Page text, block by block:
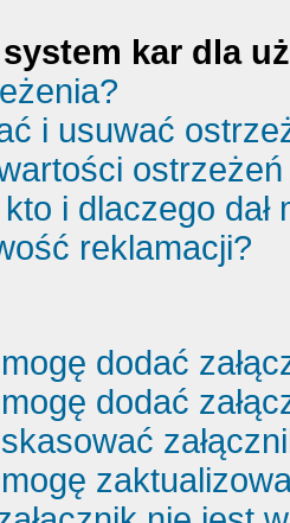
kar dla
i usuwać
i dlaczego dał
reklamacji?
dodać
dodać